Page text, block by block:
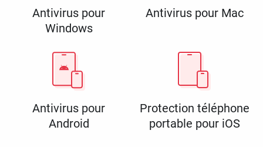
Antivirus pour
Windows
Antivirus pour Mac
Antivirus pour
Android
Protection téléphone
portable pour iOS